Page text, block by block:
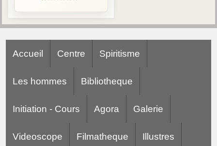
Accueil Centre Spiritisme
Les hommes Bibliotheque
Initiation - Cours Agora Galerie
Videoscope Filmatheque Illustres